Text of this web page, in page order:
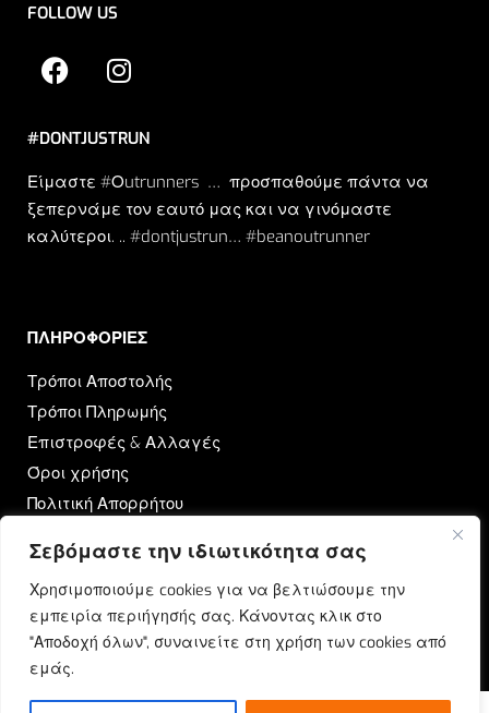
Σεβόμαστε την ιδιωτικότητα σας
Χρησιμοποιούμε cookies για να βελτιώσουμε την
εμπειρία περιήγησής σας. Κάνοντας κλικ στο
"Αποδοχή όλων", συναινείτε στη χρήση των cookies από
εμάς.
FOLLOW US
#DONTJUSTRUN
Είμαστε #Οutrunners … προσπαθούμε πάντα να
ξεπερνάμε τον εαυτό μας και να γινόμαστε
καλύτεροι. .. #dontjustrun… #beanoutrunner
ΠΛΗΡΟΦΟΡΙΕΣ​
Τρόποι Αποστολής
Τρόποι Πληρωμής
Επιστροφές & Αλλαγές
Όροι χρήσης
Πολιτική Απορρήτου
OUTRUN
Ποιοι Είμαστε
Επικοινωνία
Blog